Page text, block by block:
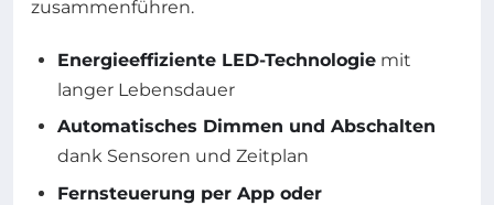
zusammenführen.
Energieeffiziente LED-Technologie mit
langer Lebensdauer
Automatisches Dimmen und Abschalten
dank Sensoren und Zeitplan
Fernsteuerung per App oder